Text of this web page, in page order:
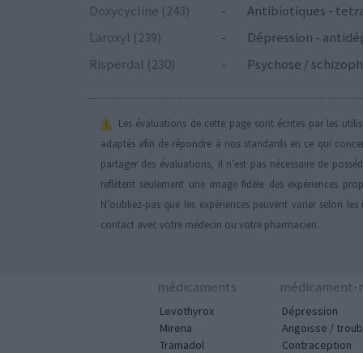
Doxycycline (243)
-
Antibiotiques -
Laroxyl (239)
-
Dépression -
Risperdal (230)
- Psychose /
Les évaluations de cette page sont écrites par les
adaptés afin de répondre à nos standards en ce qui
partager des évaluations, il n’est pas nécessaire de
reflètent seulement une image fidèle des expériences
N’oubliez-pas que les expériences peuvent varier selon
contact avec votre médecin ou votre pharmacien.
médicaments
Levothyrox
Mirena
Tramadol
médicament-
Dépression
Angoisse /
Contraception